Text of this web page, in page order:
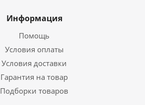
Информация
Помощь
Условия оплаты
Условия доставки
Гарантия на товар
Подборки товаров